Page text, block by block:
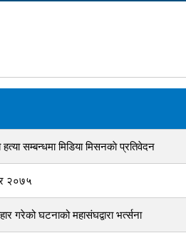
सम्बन्धमा मिडिया मिसनकाे प्रतिवेदन
२०७५
गरेको घटनाको महासंघद्वारा भर्त्सना